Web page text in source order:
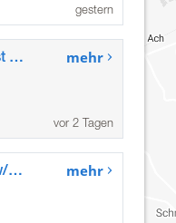
gestern
Mitarbeiter Hausnotruf Hintergrunddienst m/w/d mehr
vor 2 Tagen
Mitarbeiter in der Mittagsbetreuung (m/w/d) an der Franziska-Umfahrer Grundschule in Schrobenhausen mehr